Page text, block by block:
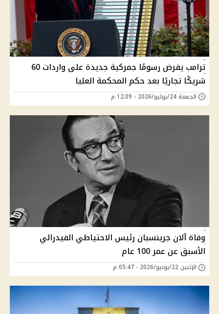
ترامب يفرض رسومًا جمركية جديدة على واردات 60
شريكًا تجاريًا بعد حكم المحكمة العليا
الجمعة 24/يوليو/2026 - 12:09 م
وفاة آلان جرينسبان رئيس الاحتياطي الفيدرالي
الأسبق عن عمر 100 عام
الإثنين 22/يونيو/2026 - 05:47 م